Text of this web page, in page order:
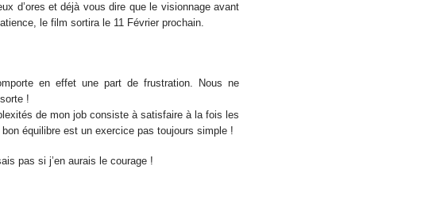
d’ores et déjà vous dire que le visionnage avant
le film sortira le 11 Février prochain.
en effet une part de frustration. Nous ne
!
de mon job consiste à satisfaire à la fois les
équilibre est un exercice pas toujours simple !
pas si j’en aurais le courage !